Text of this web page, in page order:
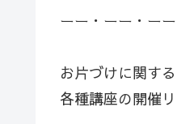
ーー・ーー・ー
お片づけに関す
各種講座の開催